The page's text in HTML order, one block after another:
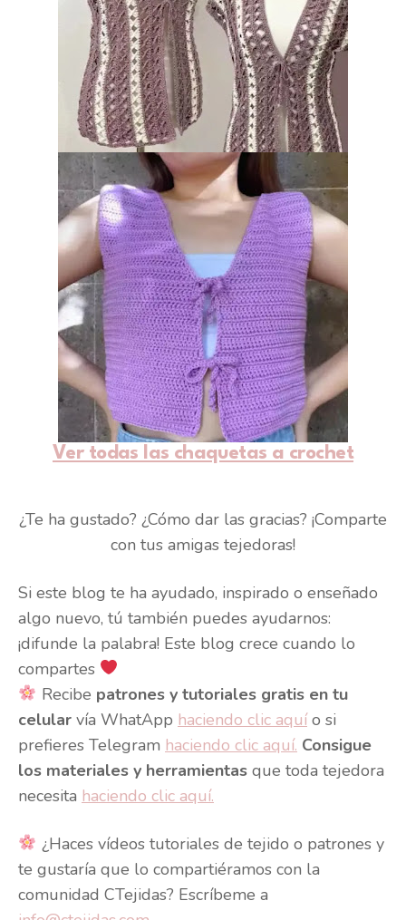
Ver todas las chaquetas a crochet
¿Te ha gustado? ¿Cómo dar las gracias? ¡Comparte
con tus amigas tejedoras!
Si este blog te ha ayudado, inspirado o enseñado
algo nuevo, tú también puedes ayudarnos:
¡difunde la palabra! Este blog crece cuando lo
compartes
Recibe patrones y tutoriales gratis en tu
celular vía WhatApp haciendo clic aquío si
prefieres Telegram haciendo clic aquí. Consigue
los materiales y herramientas que toda tejedora
necesita haciendo clic aquí.
¿Haces vídeos tutoriales de tejido o patrones y
te gustaría que lo compartiéramos con la
comunidad CTejidas? Escríbeme a